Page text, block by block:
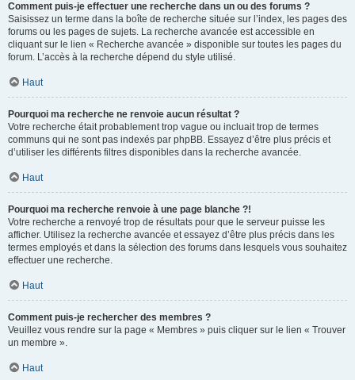
Comment puis-je effectuer une recherche dans un ou des forums ?
Saisissez un terme dans la boîte de recherche située sur l’index, les pages des
forums ou les pages de sujets. La recherche avancée est accessible en
cliquant sur le lien « Recherche avancée » disponible sur toutes les pages du
forum. L’accès à la recherche dépend du style utilisé.
Haut
Pourquoi ma recherche ne renvoie aucun résultat ?
Votre recherche était probablement trop vague ou incluait trop de termes
communs qui ne sont pas indexés par phpBB. Essayez d’être plus précis et
d’utiliser les différents filtres disponibles dans la recherche avancée.
Haut
Pourquoi ma recherche renvoie à une page blanche ?!
Votre recherche a renvoyé trop de résultats pour que le serveur puisse les
afficher. Utilisez la recherche avancée et essayez d’être plus précis dans les
termes employés et dans la sélection des forums dans lesquels vous souhaitez
effectuer une recherche.
Haut
Comment puis-je rechercher des membres ?
Veuillez vous rendre sur la page « Membres » puis cliquer sur le lien « Trouver
un membre ».
Haut